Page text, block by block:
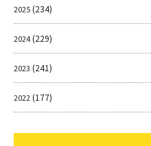
2025(234)
2024(229)
2023 (241)
2022(177)